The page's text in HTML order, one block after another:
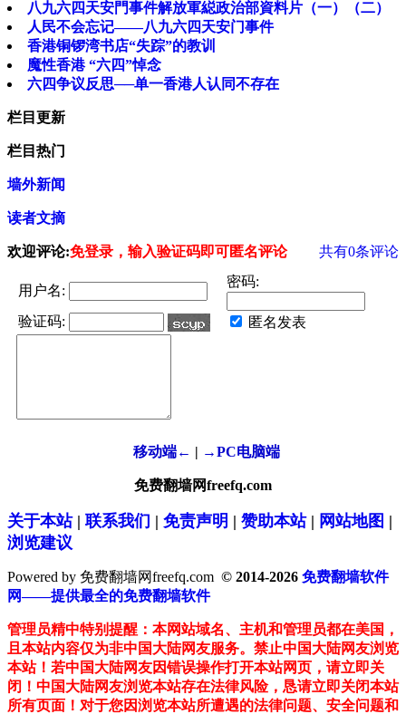
八九六四天安門事件解放軍縂政治部資料片（一）（二）
人民不会忘记——八九六四天安门事件
香港铜锣湾书店“失踪”的教训
魔性香港 “六四”悼念
六四争议反思──单一香港人认同不存在
栏目更新
栏目热门
墙外新闻
读者文摘
欢迎评论:免登录，输入验证码即可匿名评论 共有0条评论
用户名:
密码:
验证码: 匿名发表
移动端← | →PC电脑端
免费翻墙网freefq.com
关于本站| 联系我们 | 免责声明 | 赞助本站| 网站地图 |
浏览建议
Powered by 免费翻墙网freefq.com © 2014-2026 免费翻墙软件
网——提供最全的免费翻墙软件
管理员精中特别提醒：本网站域名、主机和管理员都在美国，
且本站内容仅为非中国大陆网友服务。禁止中国大陆网友浏览
本站！若中国大陆网友因错误操作打开本站网页，请立即关
闭！中国大陆网友浏览本站存在法律风险，恳请立即关闭本站
所有页面！对于您因浏览本站所遭遇的法律问题、安全问题和